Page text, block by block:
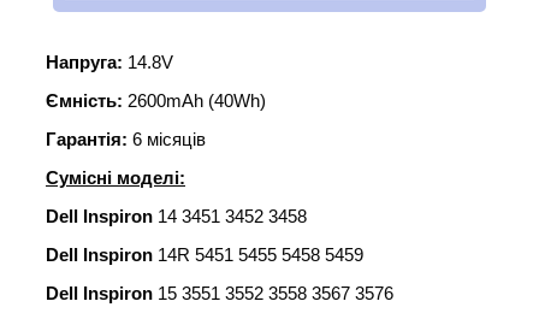
Напруга: 14.8V
Ємність: 2600mAh (40Wh)
Гарантія: 6 місяців
Сумісні моделі:
Dell Inspiron 14 3451 3452 3458
Dell Inspiron 14R 5451 5455 5458 5459
Dell Inspiron 15 3551 3552 3558 3567 3576